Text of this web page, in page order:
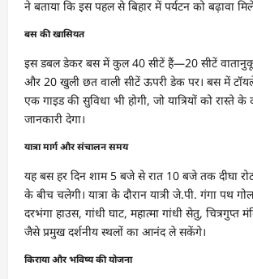
ने बताया कि इस पहल से बिहार में पर्यटन को बढ़ावा
बस की खासियत
इस डबल डेकर बस में कुल 40 सीटें हैं—20 सीटें
और 20 खुली छत वाली सीटें ऊपरी डेक पर। बस में
एक गाइड की सुविधा भी होगी, जो यात्रियों को रास्ते के
जानकारी देगा।
यात्रा मार्ग और संचालन समय
यह बस हर दिन शाम 5 बजे से रात 10 बजे तक दीघा
के बीच चलेगी। यात्रा के दौरान यात्री जे.पी. गंगा पथ
दरभंगा हाउस, गांधी घाट, महात्मा गांधी सेतु, चित्रगुप्त
जैसे प्रमुख दर्शनीय स्थलों का आनंद ले सकेंगे।
किराया और भविष्य की योजना